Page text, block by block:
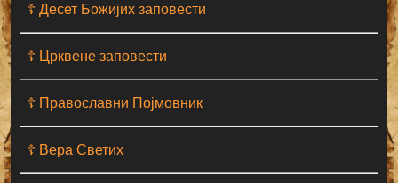
☦ Десет Божијих заповести
☦ Црквене заповести
☦ Православни Појмовник
☦ Вера Светих